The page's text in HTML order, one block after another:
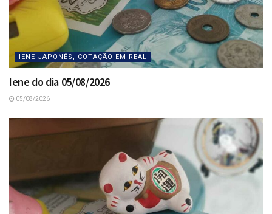
IENE JAPONÊS, COTAÇÃO EM REAL
Iene do dia 05/08/2026
05/08/2026